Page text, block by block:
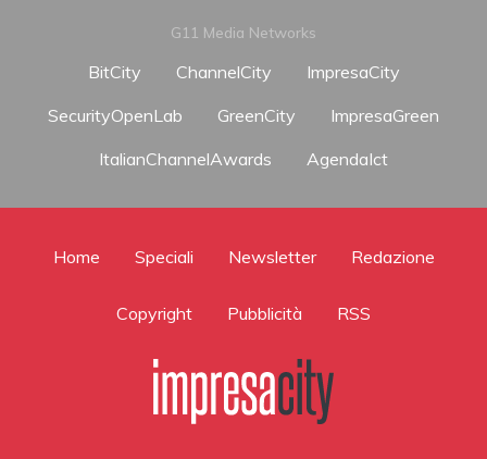
G11 Media Networks
BitCity ChannelCity
ImpresaCity
SecurityOpenLab
GreenCity
ImpresaGreen
ItalianChannelAwards
AgendaIct
Home Speciali Newsletter Redazione
Copyright Pubblicità RSS